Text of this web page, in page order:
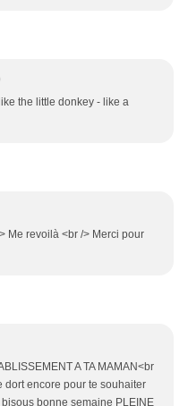
the little donkey - like a
Me revoilà <br /> Merci pour
A TA MAMAN<br
dort encore pour te souhaiter
bonne semaine PLEINE